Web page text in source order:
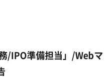
/IPO準備担当」/Webマ